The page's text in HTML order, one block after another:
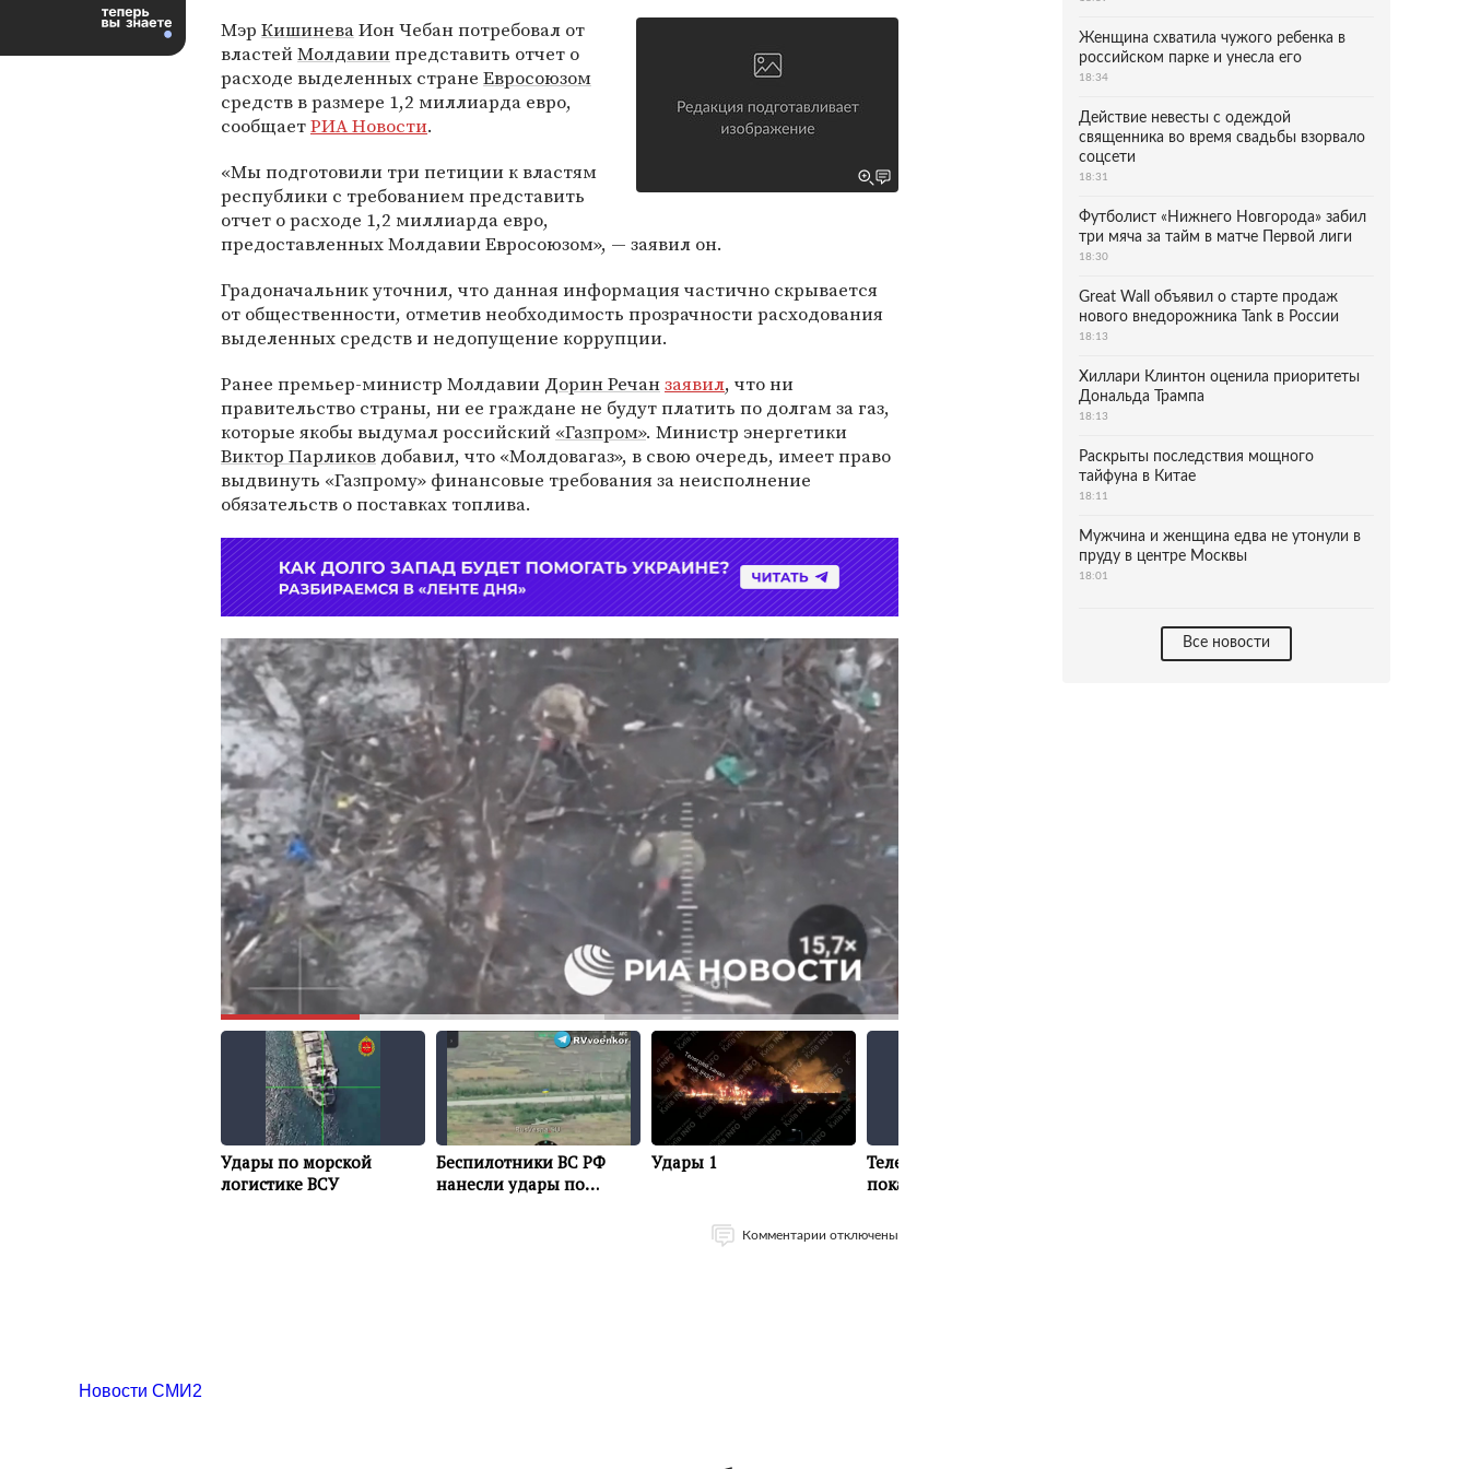
Мэр КишиневаИон Чебан потребовал от
властейМолдавиипредставить отчет о
расходе выделенных стране Евросоюзом
средств в размере 1,2 миллиарда евро,
сообщаетРИА Новости.
«Мы подготовили три петиции к властям
республики с требованием представить
отчет о расходе 1,2 миллиарда евро,
предоставленных Молдавии Евросоюзом», — заявил он.
Градоначальник уточнил, что данная информация частично скрывается
от общественности, отметив необходимость прозрачности расходования
выделенных средств и недопущение коррупции.
Ранее премьер-министр Молдавии Дорин Речанзаявил, что ни
правительство страны, ни ее граждане не будут платить по долгам за газ,
которые якобы выдумал российский «Газпром». Министр энергетики
Виктор Парликов добавил, что «Молдовагаз», в свою очередь, имеет право
выдвинуть «Газпрому» финансовые требования за неисполнение
обязательств о поставках топлива.
Комментарии отключены
Женщина схватила чужого ребенка в
российском парке и унесла его
18:34
Действие невесты с одеждой
священника во время свадьбы взорвало
соцсети
18:31
Футболист «Нижнего Новгорода» забил
три мяча за тайм в матче Первой лиги
18:30
Great Wall объявил о старте продаж
нового внедорожника Tank в России
18:13
Хиллари Клинтон оценила приоритеты
Дональда Трампа
18:13
Раскрыты последствия мощного
тайфуна в Китае
18:11
Мужчина и женщина едва не утонули в
пруду в центре Москвы
18:01
Все новости
Новости СМИ2